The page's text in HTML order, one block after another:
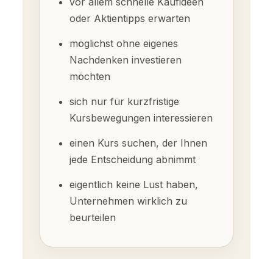
oder Aktientipps erwarten
möglichst ohne eigenes
Nachdenken investieren
möchten
sich nur für kurzfristige
Kursbewegungen interessieren
einen Kurs suchen, der Ihnen
jede Entscheidung abnimmt
eigentlich keine Lust haben,
Unternehmen wirklich zu
beurteilen